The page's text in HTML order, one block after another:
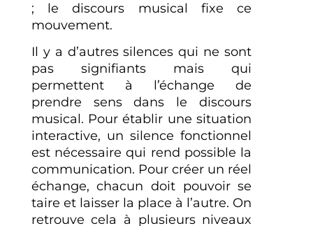
; le discours musical fixe ce
mouvement.
Il y a d’autres silences qui ne sont
pas signifiants mais qui
permettent à l’échange de
prendre sens dans le discours
musical. Pour établir une situation
interactive, un silence fonctionnel
est nécessaire qui rend possible la
communication. Pour créer un réel
échange, chacun doit pouvoir se
taire et laisser la place à l’autre. On
retrouve cela à plusieurs niveaux